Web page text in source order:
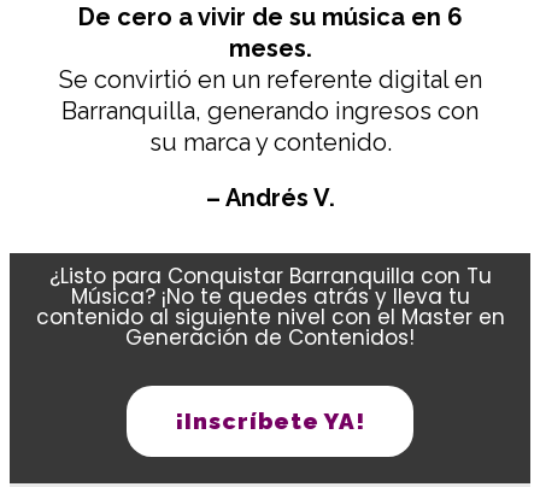
De cero a vivir de su música en 6
meses.
Se convirtió en un referente digital en
Barranquilla, generando ingresos con
su marca y contenido.
– Andrés V.
¿Listo para Conquistar Barranquilla con Tu
Música? ¡No te quedes atrás y lleva tu
contenido al siguiente nivel con el Master en
Generación de Contenidos!
¡Inscríbete YA!